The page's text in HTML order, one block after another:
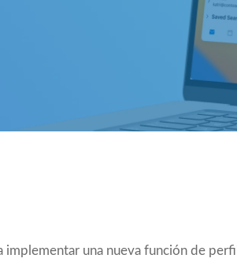
implementar una nueva función de